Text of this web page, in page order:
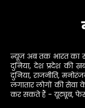
न्यूज़ अब तक भारत का
दुनिया, देश प्रदेश की
दुनिया, राजनीति,
लगातार लोगों की
कर सकते हैं - यूट्यूब,